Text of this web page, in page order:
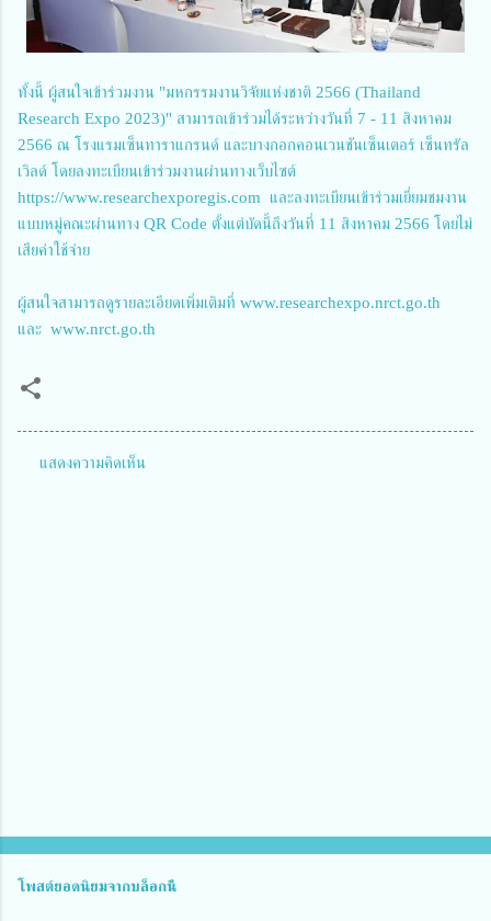
ทั้งนี้ ผู้สนใจเข้าร่วมงาน "มหกรรมงานวิจัยแห่งชาติ 2566 (Thailand
Research Expo 2023)" สามารถเข้าร่วมได้ระหว่างวันที่ 7 - 11 สิงหาคม
2566 ณ โรงแรมเซ็นทาราแกรนด์ และบางกอกคอนเวนชันเซ็นเตอร์ เซ็นทรัล
เวิลด์ โดยลงทะเบียนเข้าร่วมงานผ่านทางเว็บไซต์
https://www.researchexporegis.com และลงทะเบียนเข้าร่วมเยี่ยมชมงาน
แบบหมู่คณะผ่านทาง QR Code ตั้งแต่บัดนี้ถึงวันที่ 11 สิงหาคม 2566 โดยไม่
เสียค่าใช้จ่าย
ผู้สนใจสามารถดูรายละเอียดเพิ่มเติมที่ www.researchexpo.nrct.go.th
และ www.nrct.go.th
แสดงความคิดเห็น
โพสต์ยอดนิยมจากบล็อกนี้